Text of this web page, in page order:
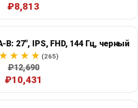
₽8,813
B: 27", IPS, FHD, 144 Гц, черный
(265)
₽12,690
₽10,431